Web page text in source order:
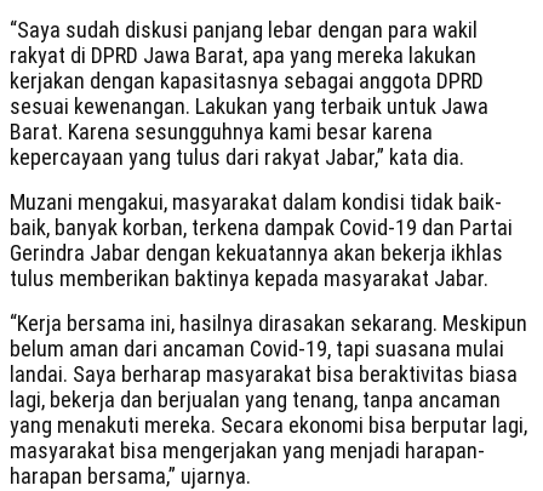
“Saya sudah diskusi panjang lebar dengan para wakil
rakyat di DPRD Jawa Barat, apa yang mereka lakukan
kerjakan dengan kapasitasnya sebagai anggota DPRD
sesuai kewenangan. Lakukan yang terbaik untuk Jawa
Barat. Karena sesungguhnya kami besar karena
kepercayaan yang tulus dari rakyat Jabar,” kata dia.
Muzani mengakui, masyarakat dalam kondisi tidak baik-
baik, banyak korban, terkena dampak Covid-19 dan Partai
Gerindra Jabar dengan kekuatannya akan bekerja ikhlas
tulus memberikan baktinya kepada masyarakat Jabar.
“Kerja bersama ini, hasilnya dirasakan sekarang. Meskipun
belum aman dari ancaman Covid-19, tapi suasana mulai
landai. Saya berharap masyarakat bisa beraktivitas biasa
lagi, bekerja dan berjualan yang tenang, tanpa ancaman
yang menakuti mereka. Secara ekonomi bisa berputar lagi,
masyarakat bisa mengerjakan yang menjadi harapan-
harapan bersama,” ujarnya.